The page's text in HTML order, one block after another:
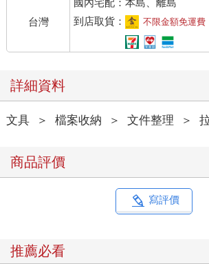
台灣
國內宅配：本島、離島
到店取貨：
不限金額免運費
詳細資料
文具 ＞ 檔案收納 ＞ 文件整理 ＞
商品評價
寫評價
推薦必看